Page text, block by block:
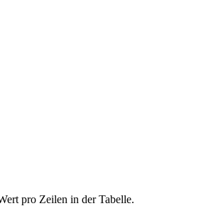
pro Zeilen in der Tabelle.